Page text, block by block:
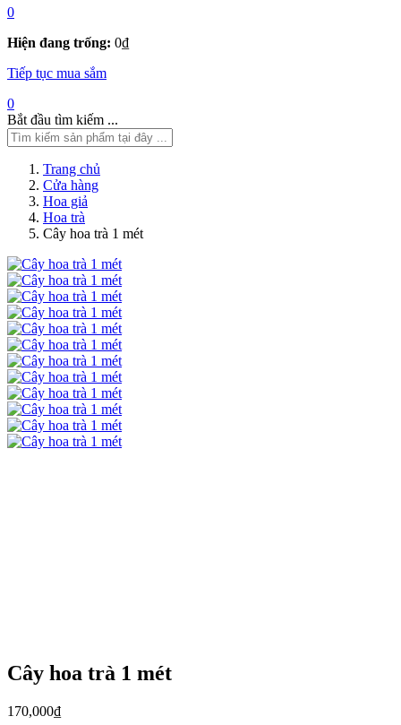
0
Hiện đang trống: 0₫
Tiếp tục mua sắm
0
Bắt đầu tìm kiếm ...
Trang chủ
Cửa hàng
Hoa giả
Hoa trà
Cây hoa trà 1 mét
Cây hoa trà 1 mét
170,000₫